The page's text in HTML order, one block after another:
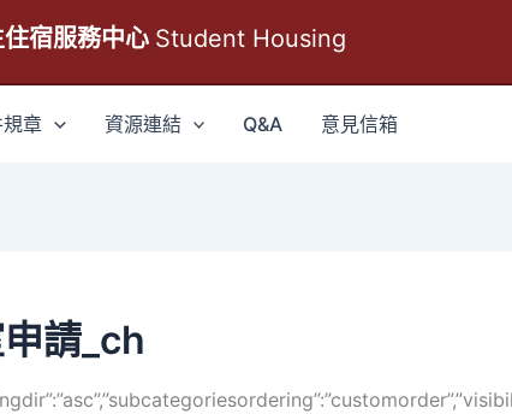
宿服務中心 Student Housing
章 資源連結 Q&A 意見信箱
請_ch